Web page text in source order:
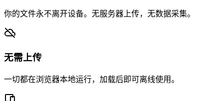
你的文件永不离开设备。无服务器上传，无数据采集。
无需上传
一切都在浏览器本地运行，加载后即可离线使用。